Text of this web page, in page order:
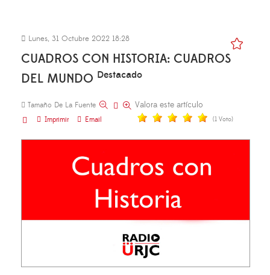
Lunes, 31 Octubre 2022 18:28
CUADROS CON HISTORIA: CUADROS
DEL MUNDO Destacado
Tamaño De La Fuente
Imprimir
Email
Valora este artículo
(1 Voto)